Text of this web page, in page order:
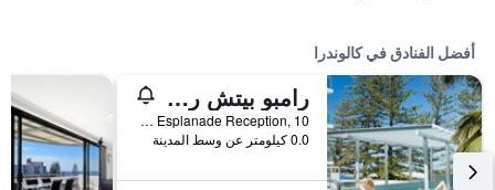
أفضل الفنادق في كالوندرا
رامبو بيتش ريزورت
Bulcock Beach Esplanade Reception, 10, كالوندرا, QLD, أستراليا
0.0 كيلومتر عن وسط المدينة